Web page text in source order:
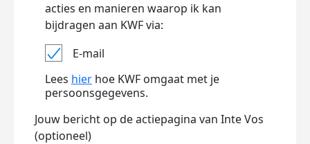
acties en manieren waarop ik kan
bijdragen aan KWF via:
E-mail
Lees hier hoe KWF omgaat met je
persoonsgegevens.
Jouw bericht op de actiepagina van Inte Vos
(optioneel)